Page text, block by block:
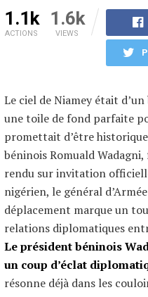
1.1k
ACTIONS
1.6k
VIEWS
Le ciel de Niamey était
une toile de fond parfaite
promettait d’être
béninois Romuald
rendu sur invitation
nigérien, le général
déplacement marque un
relations diplomatiques
Le président béninois
un coup d’éclat
résonne déjà dans les